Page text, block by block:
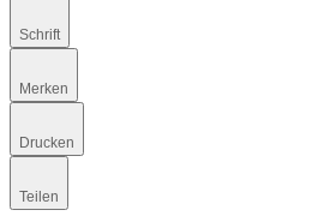
Schrift
Merken
Drucken
Teilen